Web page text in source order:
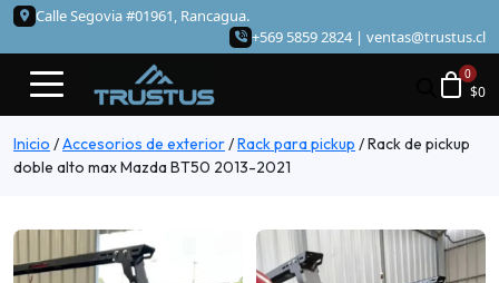
Calle Segovia #01961, Rancagua.
+569 5859 2824 | ventas@trustus.cl
$0
Inicio /Accesorios de exterior/Rack para pickup /Rack de pickup
doble alto max Mazda BT50 2013-2021